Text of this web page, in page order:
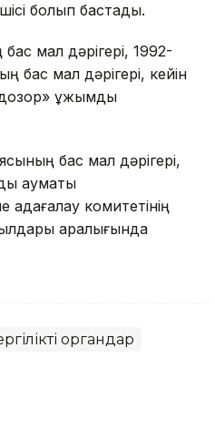
болып бастады.
мал дәрігері, 1992-
мал дәрігері, кейін
ұжымдық
бас мал дәрігері,
аумақтық
комитетінің
аралығында
органдар